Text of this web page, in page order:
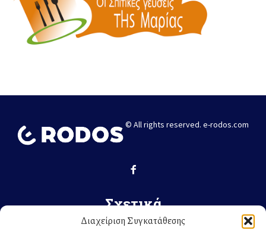
Διαχείριση Συγκατάθεσης
© All rights reserved. e-rodos.com
Σχετικά
ΕΛΛΆΔΑ